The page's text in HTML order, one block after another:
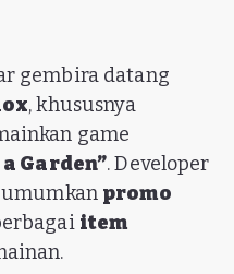
gembira datang
, khususnya
game
Garden”. Developer
promo
item